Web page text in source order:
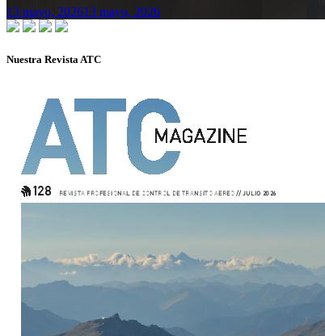
13 mayo, 202613 mayo, 2026
Nuestra Revista ATC